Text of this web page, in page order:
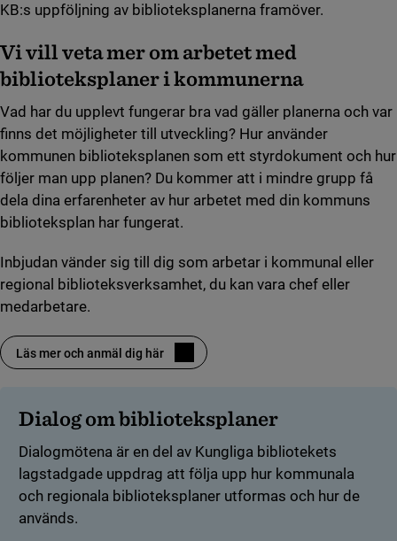
KB:s uppföljning av biblioteksplanerna framöver.
Vi vill veta mer om arbetet med
biblioteksplaner i kommunerna
Vad har du upplevt fungerar bra vad gäller planerna och var
finns det möjligheter till utveckling? Hur använder
kommunen biblioteksplanen som ett styrdokument och hur
följer man upp planen? Du kommer att i mindre grupp få
dela dina erfarenheter av hur arbetet med din kommuns
biblioteksplan har fungerat.
Inbjudan vänder sig till dig som arbetar i kommunal eller
regional biblioteksverksamhet, du kan vara chef eller
medarbetare.
Läs mer och anmäl dig här
Dialog om biblioteksplaner
Dialogmötena är en del av Kungliga bibliotekets
lagstadgade uppdrag att följa upp hur kommunala
och regionala biblioteksplaner utformas och hur de
används.